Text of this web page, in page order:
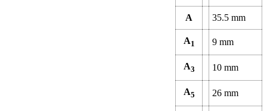
A 35.5 mm
A1 9 mm
A3 10 mm
A5 26 mm